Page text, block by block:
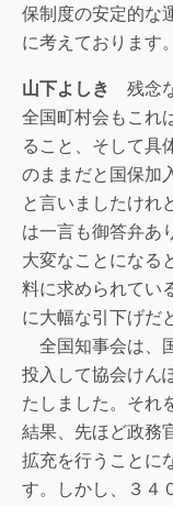
保制度の安定的な
に考えております。
山下よしき
残念
全国町村会もこれ
ること、そして具
のままだと国保加
と言いましたけれ
は一言も御答弁あ
大変なことになる
料に求められてい
に大幅な引下げだ
全国知事会は、
投入して協会けん
たしました。それ
結果、先ほど政務
拡充を行うことに
す。しかし、３４